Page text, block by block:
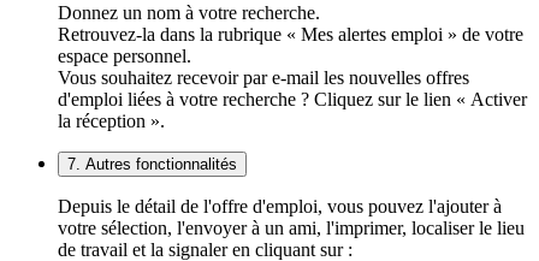
Donnez un nom à votre recherche.
Retrouvez-la dans la rubrique « Mes alertes emploi » de votre
espace personnel.
Vous souhaitez recevoir par e-mail les nouvelles offres
d'emploi liées à votre recherche ? Cliquez sur le lien « Activer
la réception ».
7. Autres fonctionnalités
Depuis le détail de l'offre d'emploi, vous pouvez l'ajouter à
votre sélection, l'envoyer à un ami, l'imprimer, localiser le lieu
de travail et la signaler en cliquant sur :